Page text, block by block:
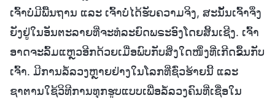
ເຈົ້າບໍ່ມີພື້ນຖານ ແລະ ເຈົ້າບໍ່ໄດ້ຮັບຄວາມຈິງ, ສະນັ້ນເຈົ້າຈຶ່ງ
ຍັງຢູ່ໃນອັນຕະລາຍທີ່ຈະທໍລະຍົດພຣະອົງໂດຍສິ້ນເຊີງ. ເຈົ້າ
ອາດຈະລົ້ມແຫຼວອີກດ້ວຍເມື່ອພົບກັບສິ່ງໃດໜຶ່ງທີ່ເກີດຂຶ້ນກັບ
ເຈົ້າ. ມີການລໍ້ລວງຫຼາຍຢ່າງໃນໂລກທີ່ຊົ່ວຮ້າຍນີ້ ແລະ
ຊາຕານໃຊ້ວິທີການທຸກຮູບແບບເພື່ອລໍ້ລວງຄົນທີ່ເຊື່ອໃນ